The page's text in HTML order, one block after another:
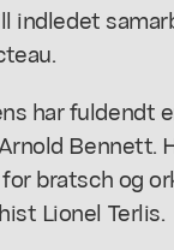
indledet
har fuldendt
Bennett.
bratsch og
Lionel Terlis.